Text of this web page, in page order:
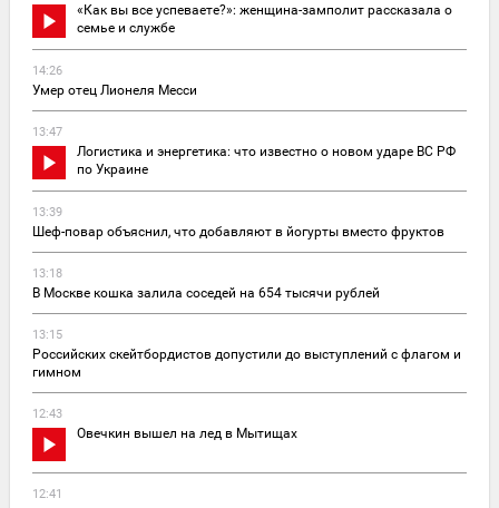
«Как вы все успеваете?»: женщина-замполит рассказала о
семье и службе
14:26
Умер отец Лионеля Месси
13:47
Логистика и энергетика: что известно о новом ударе ВС РФ
по Украине
13:39
Шеф-повар объяснил, что добавляют в йогурты вместо фруктов
13:18
В Москве кошка залила соседей на 654 тысячи рублей
13:15
Российских скейтбордистов допустили до выступлений с флагом и
гимном
12:43
Овечкин вышел на лед в Мытищах
12:41